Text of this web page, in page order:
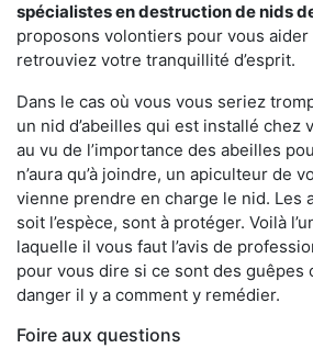
spécialistes en destruction de nids
proposons volontiers pour vous
retrouviez votre tranquillité d’esprit.
Dans le cas où vous vous seriez
un nid d’abeilles qui est installé chez
au vu de l’importance des abeilles
n’aura qu’à joindre, un apiculteur de
vienne prendre en charge le nid. Les
soit l’espèce, sont à protéger. Voilà
laquelle il vous faut l’avis de
pour vous dire si ce sont des guêpes
danger il y a comment y remédier.
Foire aux questions